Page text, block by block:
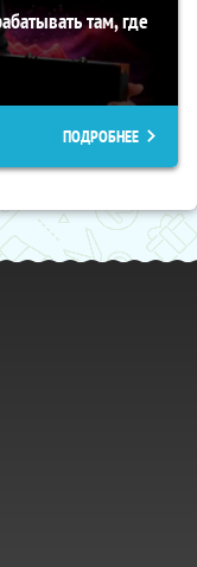
там, где
ПОДРОБНЕЕ